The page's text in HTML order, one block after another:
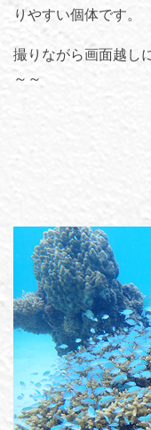
りやすい個体です。
撮りながら画面越し
～～